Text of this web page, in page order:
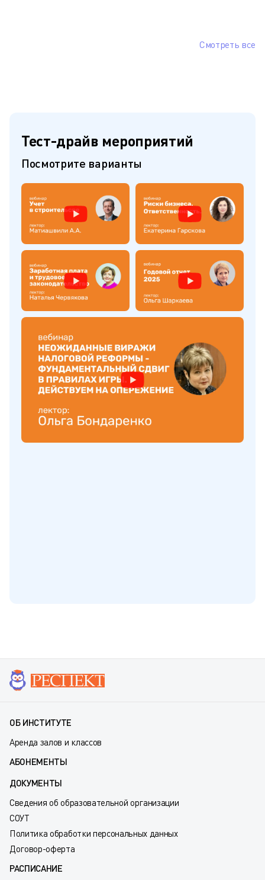
Смотреть все
Тест-драйв мероприятий
Посмотрите варианты
ОБ ИНСТИТУТЕ
Аренда залов и классов
АБОНЕМЕНТЫ
ДОКУМЕНТЫ
Сведения об образовательной организации
СОУТ
Политика обработки персональных данных
Договор-оферта
РАСПИСАНИЕ